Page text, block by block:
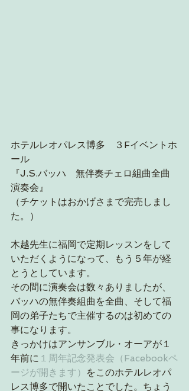
ホテルレオパレス博多　３Fイベントホ
ール
『J.S.バッハ　無伴奏チェロ組曲全曲
演奏会』
（チケットはおかげさまで完売しまし
た。）
木越先生に福岡で定期レッスンをして
いただくようになって、もう５年が経
とうとしています。
その間に演奏会は数々ありましたが、
バッハの無伴奏組曲を全曲、そして福
岡の弟子たちで主催するのは初めての
事になります。
きっかけはアンサンブル・オーアが１
年前に １周年記念発表会（Facebookペ
ージが開きます）
をこのホテルレオパ
レス博多で開いたことでした。ちょう